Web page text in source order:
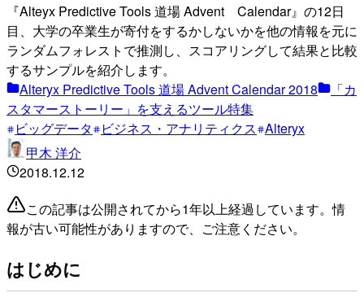
『Alteyx Predictive Tools 道場 Advent Calendar』の12日
目、大学の卒業生が寄付をするかしないかを他の情報を元に
ランダムフォレストで推測し、スコアリングして結果と比較
するサンプルを紹介します。
Alteryx Predictive Tools 道場 Advent Calendar 2018
「カ
スタマーストーリー」を支えるツール特集
ビッグデータ
ビジネス・アナリティクス Alteryx
甲木 洋介
2018.12.12
この記事は公開されてから1年以上経過しています。情
報が古い可能性がありますので、ご注意ください。
はじめに